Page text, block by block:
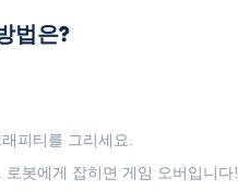
법은?
피티를 그리세요.
봇에게 잡히면 게임 오버입니다!